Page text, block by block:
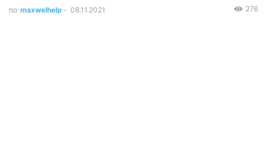
по maxwelhelp - 08.11.2021 276